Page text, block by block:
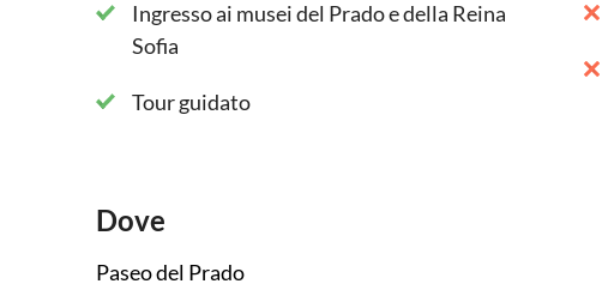
Ingresso ai musei del Prado e della Reina
Sofia
Tour guidato
Dove
Paseo del Prado